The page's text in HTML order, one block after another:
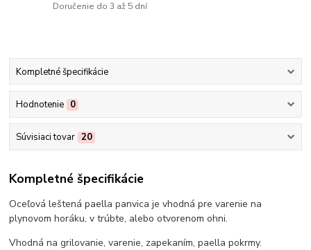
Doručenie do 3 až 5 dní
Kompletné špecifikácie
Hodnotenie 0
Súvisiaci tovar 20
Kompletné špecifikácie
Oceľová leštená paella panvica je vhodná pre varenie na
plynovom horáku, v trúbte, alebo otvorenom ohni.
Vhodná na grilovanie, varenie, zapekaním, paella pokrmy.